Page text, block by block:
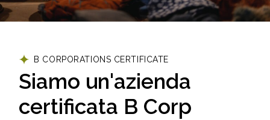
B CORPORATIONS CERTIFICATE
Siamo un'azienda
certificata B Corp